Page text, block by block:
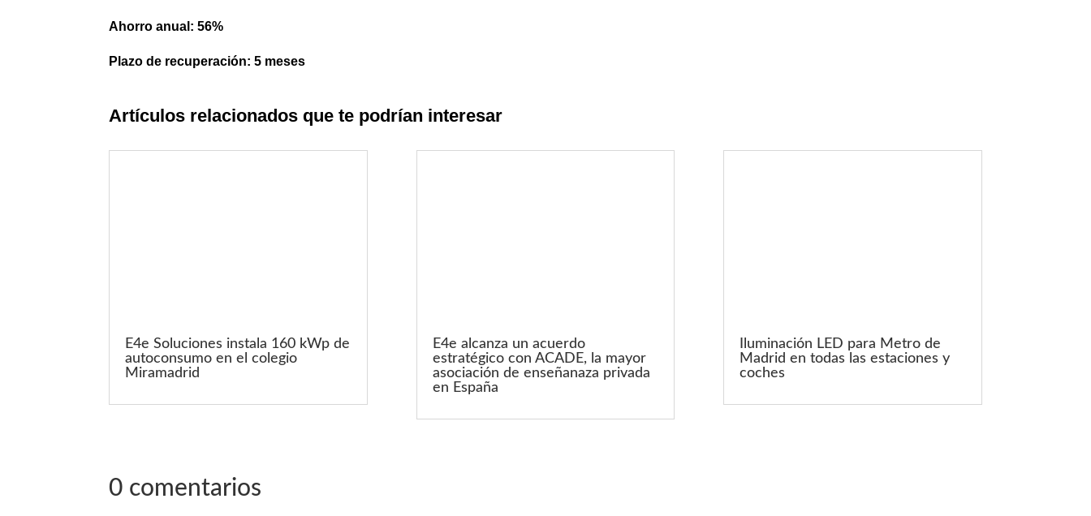
Ahorro anual: 56%
Plazo de recuperación: 5 meses
Artículos relacionados que te podrían interesar
E4e Soluciones instala 160 kWp de
autoconsumo en el colegio
Miramadrid
E4e alcanza un acuerdo
estratégico con ACADE, la mayor
asociación de enseñanaza privada
en España
Iluminación LED para Metro de
Madrid en todas las estaciones y
coches
0 comentarios